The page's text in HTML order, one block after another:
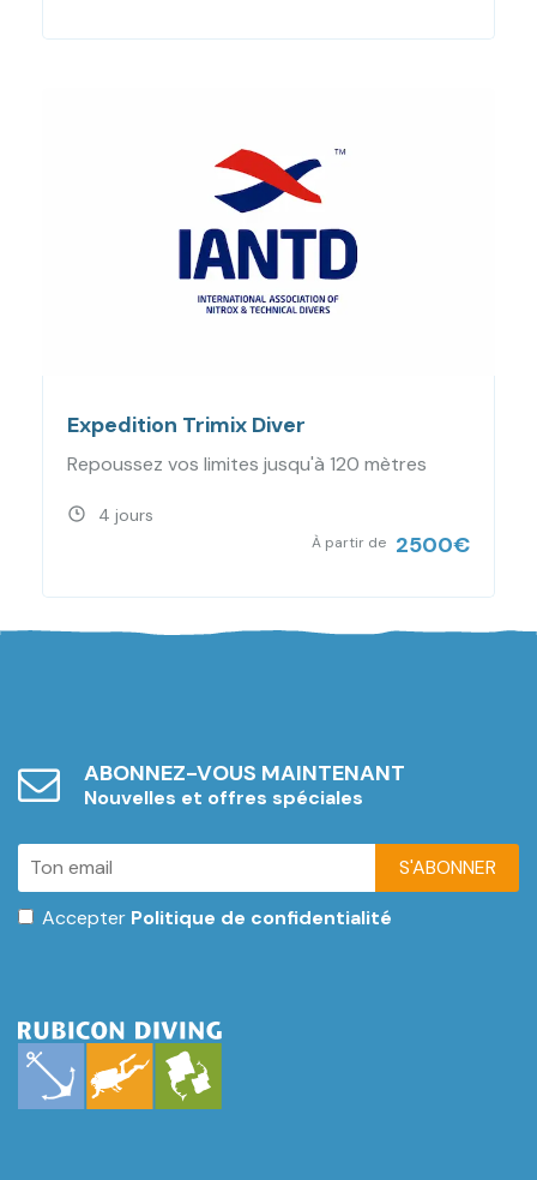
Expedition Trimix Diver
Repoussez vos limites jusqu'à 120 mètres
4 jours
À partir de 2500€
ABONNEZ-VOUS MAINTENANT
Nouvelles et offres spéciales
S'ABONNER
Accepter Politique de confidentialité